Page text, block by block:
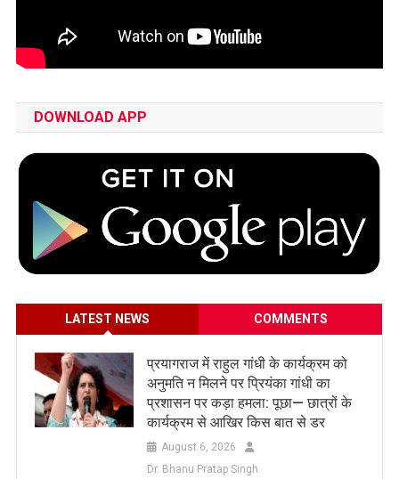
DOWNLOAD APP
LATEST NEWS COMMENTS
प्रयागराज में राहुल गांधी के कार्यक्रम को
अनुमति न मिलने पर प्रियंका गांधी का
प्रशासन पर कड़ा हमला: पूछा— छात्रों के
कार्यक्रम से आखिर किस बात से डर
August 6, 2026
Dr. Bhanu Pratap Singh